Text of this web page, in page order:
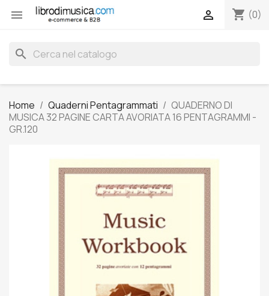
 shopping_cart (0)

search
Home Quaderni Pentagrammati
QUADERNO DI
MUSICA 32 PAGINE CARTA AVORIATA 16 PENTAGRAMMI -
GR.120